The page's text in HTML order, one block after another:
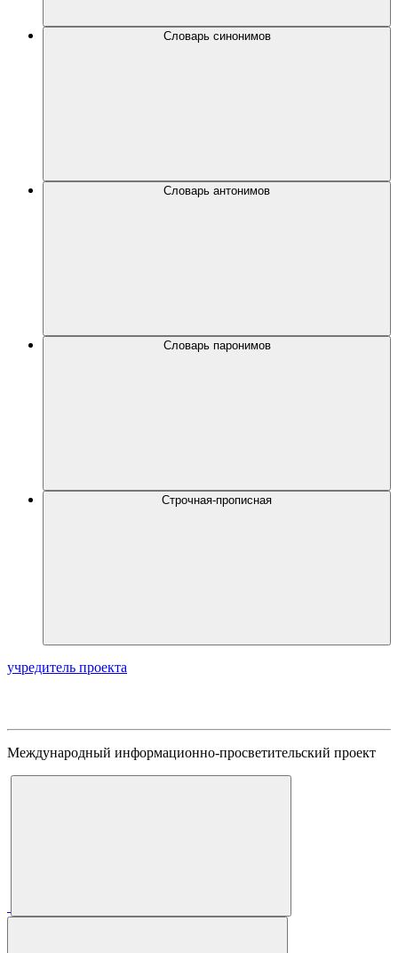
Словарь синонимов
Словарь антонимов
Словарь паронимов
Строчная-прописная
учредитель проекта
Международный информационно-просветительский проект